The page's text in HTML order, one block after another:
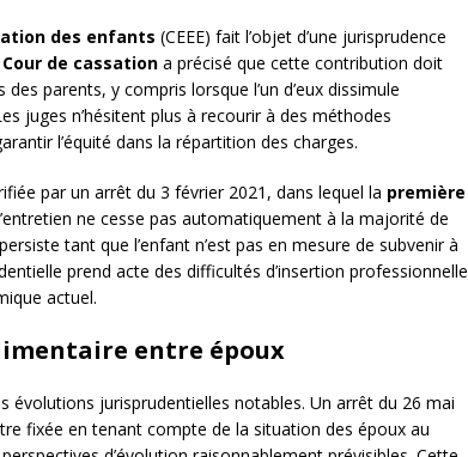
des enfants (CEEE) fait l’objet d’une jurisprudence
Cour de cassation a précisé que cette contribution doit
parents, y compris lorsque l’un d’eux dissimule
juges n’hésitent plus à recourir à des méthodes
l’équité dans la répartition des charges.
par un arrêt du 3 février 2021, dans lequel la première
ne cesse pas automatiquement à la majorité de
tant que l’enfant n’est pas en mesure de subvenir à
prend acte des difficultés d’insertion professionnelle
actuel.
entre époux
évolutions jurisprudentielles notables. Un arrêt du 26 mai
fixée en tenant compte de la situation des époux au